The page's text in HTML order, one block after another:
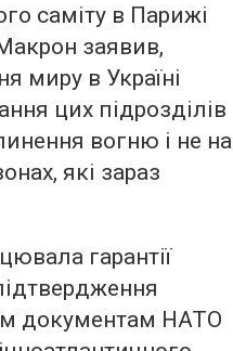
саміту в Парижі
заявив,
миру в Україні
цих підрозділів
вогню і не на
які зараз
гарантії
документам НАТО